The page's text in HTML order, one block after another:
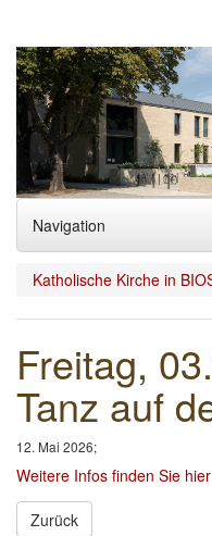
Navigation
Home
Aktuelles
Über uns
Glauben feiern/
Mitmachen
Einrichtungen
Katholische Kirche in
Freitag,
Tanz auf
12. Mai 2026;
Weitere Infos finden Sie hier
Zurück